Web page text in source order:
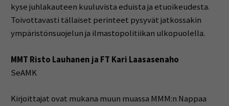
kyse juhlakauteen kuuluvista eduista ja etuoikeudesta.
Toivottavasti tällaiset perinteet pysyvät jatkossakin
ympäristönsuojelun ja ilmastopolitiikan ulkopuolella.
MMT Risto Lauhanen ja FT Kari Laasasenaho
SeAMK
Kirjoittajat ovat mukana muun muassa MMM:n Nappaa